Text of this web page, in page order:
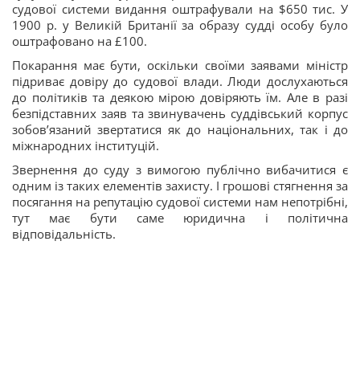
судової системи видання оштрафували на $650 тис. У
1900 р. у Великій Британії за образу судді особу було
оштрафовано на £100.
Покарання має бути, оскільки своїми заявами міністр
підриває довіру до судової влади. Люди дослухаються
до політиків та деякою мірою довіряють їм. Але в разі
безпідставних заяв та звинувачень суддівський корпус
зобов’язаний звертатися як до національних, так і до
міжнародних інституцій.
Звернення до суду з вимогою публічно вибачитися є
одним із таких елементів захисту. І грошові стягнення за
посягання на репутацію судової системи нам непотрібні,
тут має бути саме юридична і політична
відповідальність.